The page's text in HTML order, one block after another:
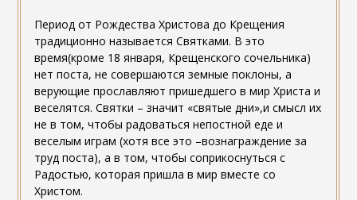
Период от Рождества Христова до Крещения
традиционно называется Святками. В это
время(кроме 18 января, Крещенского сочельника)
нет поста, не совершаются земные поклоны, а
верующие прославляют пришедшего в мир Христа и
веселятся. Святки – значит «святые дни»,и смысл их
не в том, чтобы радоваться непостной еде и
веселым играм (хотя все это –вознаграждение за
труд поста), а в том, чтобы соприкоснуться с
Радостью, которая пришла в мир вместе со
Христом.